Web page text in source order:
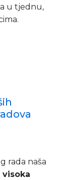
u tjednu,
rada naša
visoka